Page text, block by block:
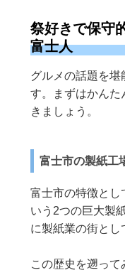
祭好きで保守
富士人
グルメの話題を堪
す。まずはかんた
きましょう。
富士市の製紙工
富士市の特徴とし
いう2つの巨大製
に製紙業の街とし
この歴史を遡っ